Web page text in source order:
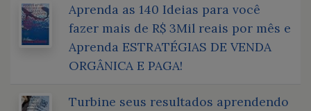
Aprenda as 140 Ideias para você
fazer mais de R$ 3Mil reais por mês e
Aprenda ESTRATÉGIAS DE VENDA
ORGÂNICA E PAGA!
Turbine seus resultados aprendendo